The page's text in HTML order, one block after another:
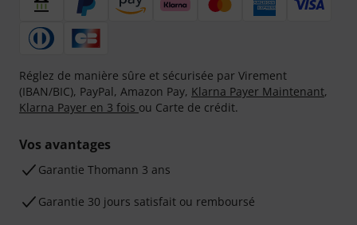
Réglez de manière sûre et sécurisée par Virement
(IBAN/BIC), PayPal, Amazon Pay, Klarna Payer Maintenant,
Klarna Payer en 3 fois ou Carte de crédit.
Vos avantages
Ga­ran­tie Thomann 3 ans
Garantie 30 jours satisfait ou remboursé